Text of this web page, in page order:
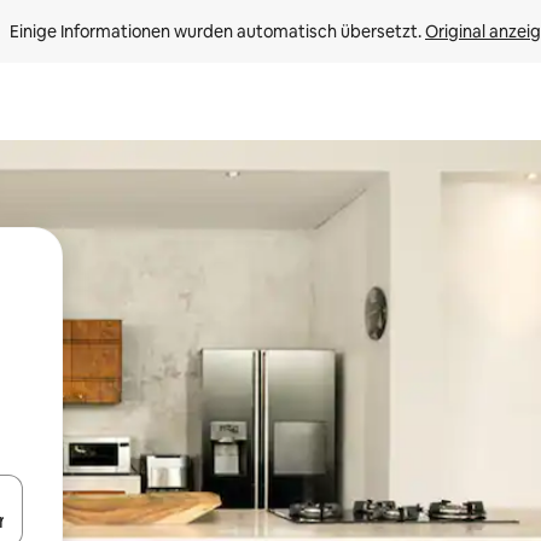
Einige Informationen wurden automatisch übersetzt. Original
Pfeiltasten nach oben und unten oder erkunde die Ergebnisse